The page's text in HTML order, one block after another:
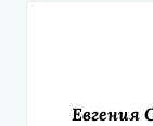
Евгения